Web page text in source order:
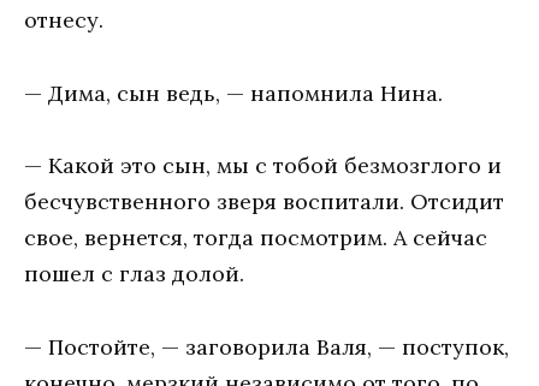
отнесу.
— Дима, сын ведь, — напомнила Нина.
— Какой это сын, мы с тобой безмозглого и
бесчувственного зверя воспитали. Отсидит
свое, вернется, тогда посмотрим. А сейчас
пошел с глаз долой.
— Постойте, — заговорила Валя, — поступок,